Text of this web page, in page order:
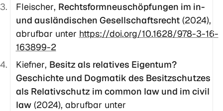
Fleischer, Rechtsformneuschöpfungen im in-
und ausländischen Gesellschaftsrecht(2024),
abrufbar unter https://doi.org/10.1628/978-3-16-
163899-2
Kiefner, Besitz als relatives Eigentum?
Geschichte und Dogmatik des Besitzschutzes
als Relativschutz im common law und im civil
law(2024), abrufbar unter